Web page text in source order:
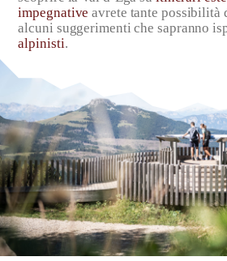
impegnative avrete tante possibilità
alcuni suggerimenti che sapranno
alpinisti.